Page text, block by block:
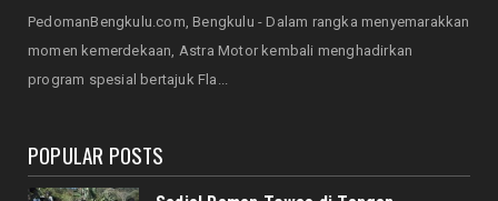
Servis Bukan Saat Rusak: Astra Motor
Bengkulu Ingatkan Penti...
August 07, 2026
PedomanBengkulu.com, Bengkulu - Dalam rangka menyemarakkan
momen kemerdekaan, Astra Motor kembali menghadirkan
program spesial bertajuk Fla...
POPULAR POSTS